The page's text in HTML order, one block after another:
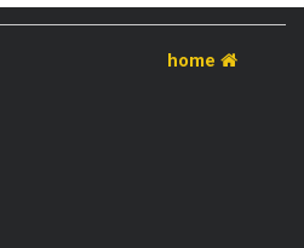
home